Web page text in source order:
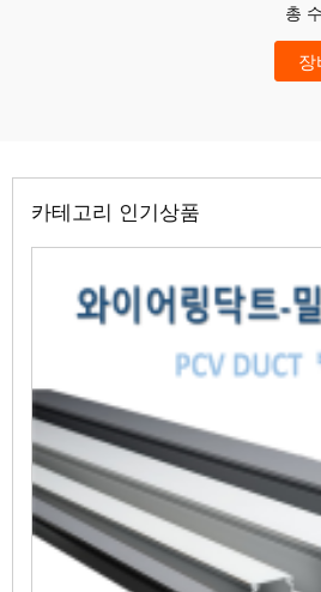
총
카테고리 인기상품